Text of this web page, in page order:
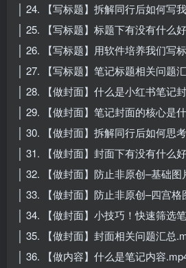
│ 24. 【写标题】拆解同行后如何写
│ 25. 【写标题】标题下有没有什么
│ 26. 【写标题】用软件培养我们写
│ 27. 【写标题】笔记标题相关问题
│ 28. 【做封面】什么是小红书笔记
│ 29. 【做封面】笔记封面的核心是
│ 30. 【做封面】拆解同行后如何思
│ 31. 【做封面】封面下有没有什么
│ 32. 【做封面】防止非原创–基础
│ 33. 【做封面】防止非原创–四宫
│ 34. 【做封面】小技巧！快速筛选
│ 35. 【做封面】封面相关问题汇总
│ 36. 【做内容】什么是笔记内容